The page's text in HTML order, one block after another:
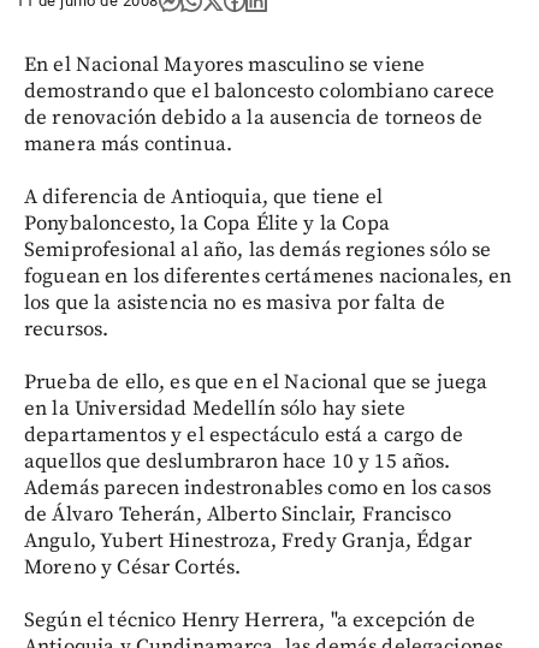
En el Nacional Mayores masculino se viene
demostrando que el baloncesto colombiano carece
de renovación debido a la ausencia de torneos de
manera más continua.
A diferencia de Antioquia, que tiene el
Ponybaloncesto, la Copa Élite y la Copa
Semiprofesional al año, las demás regiones sólo se
foguean en los diferentes certámenes nacionales, en
los que la asistencia no es masiva por falta de
recursos.
Prueba de ello, es que en el Nacional que se juega
en la Universidad Medellín sólo hay siete
departamentos y el espectáculo está a cargo de
aquellos que deslumbraron hace 10 y 15 años.
Además parecen indestronables como en los casos
de Álvaro Teherán, Alberto Sinclair, Francisco
Angulo, Yubert Hinestroza, Fredy Granja, Édgar
Moreno y César Cortés.
Según el técnico Henry Herrera, "a excepción de